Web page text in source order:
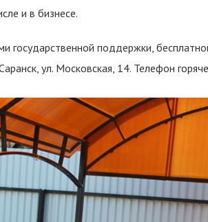
и в бизнесе.
государственной поддержки,
ул. Московская, 14. Телефон